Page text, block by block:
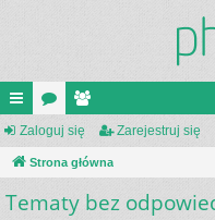
ię
ce
j
or
a
ży
tk
o
Zaloguj się Zarejestruj się
Strona główna
Tematy bez